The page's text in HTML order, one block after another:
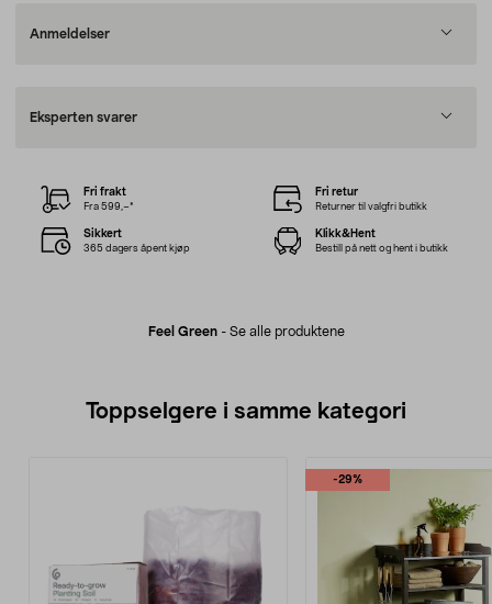
Anmeldelser
Eksperten svarer
Feel Green- Se alle produktene
Fri frakt
Fra 599,–*
Fri retur
Returner til valgfri butikk
Sikkert
365 dagers åpent kjøp
Klikk&Hent
Bestill på nett og hent i butikk
Toppselgere i samme kategori
-29%